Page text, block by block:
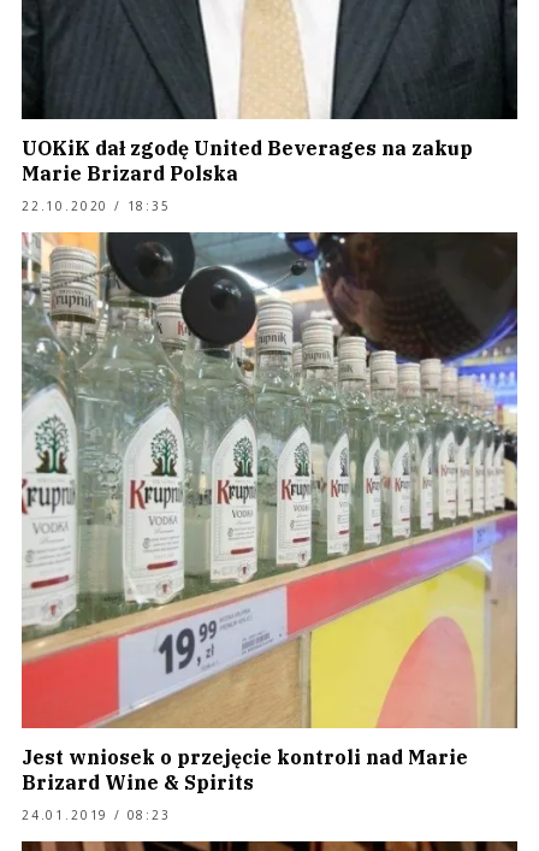
UOKiK dał zgodę United Beverages na zakup
Marie Brizard Polska
22.10.2020 / 18:35
Jest wniosek o przejęcie kontroli nad Marie
Brizard Wine & Spirits
24.01.2019 / 08:23